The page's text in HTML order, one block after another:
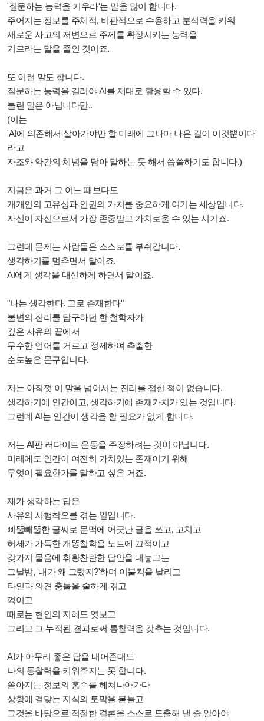
'질문하는 능력을 키우라'는 말을 많이 합니다.
주어지는 정보를 주체적, 비판적으로 수용하고 분석력을 키워
새로운 사고의 저변으로 주제를 확장시키는 능력을
기르라는 말을 줄인 것이죠.
또 이런 말도 합니다.
질문하는 능력을 길러야 AI를 제대로 활용할 수 있다.
틀린 말은 아닙니다만..
(이는
'AI에 의존해서 살아가야만 할 미래에 그나마 나은 길이 이것뿐이다'
라고
자조와 약간의 체념을 담아 먈하는 듯 해서 씁쓸하기도 합니다.)
지금은 과거 그 어느 때보다도
개개인의 고유성과 인권의 가치를 중요하게 여기는 세상입니다.
자신이 자신으로서 가장 존중받고 가치로울 수 있는 시기죠.
그런데 문제는 사람들은 스스로를 부숴갑니다.
생각하기를 멈추면서 말이죠.
AI에게 생각을 대신하게 하면서 말이죠.
"나는 생각한다. 고로 존재한다"
불변의 진리를 탐구하던 한 철학자가
깊은 사유의 끝에서
무수한 언어를 거르고 정제하여 추출한
순도높은 문구입니다.
저는 아직껏 이 말을 넘어서는 진리를 접한 적이 없습니다.
생각하기에 인간이고, 생각하기에 존재가치가 있는 것입니다.
그런데 AI는 인간이 생각을 할 필요가 없게 합니다.
저는 AI판 러다이트 운동을 주장하려는 것이 아닙니다.
미래에도 인간이 여전히 가치있는 존재이기 위해
무엇이 필요한가를 말하고 싶은 거죠.
제가 생각하는 답은
사유의 시행착오를 겪는 일입니다.
삐뚤빼뚤한 글씨로 문맥에 어긋난 글을 쓰고, 고치고
허세가 가득한 개똥철학을 노트에 끄적이고
갖가지 물음에 휘황찬란한 답안을 내놓고는
그날밤, '내가 왜 그랬지?'하며 이불킥을 날리고
타인과 의견 충돌을 숱하게 겪고
꺾이고
때로는 현인의 지혜도 엿보고
그리고 그 누적된 결과로써 통찰력을 갖추는 것입니다.
AI가 아무리 좋은 답을 내어준대도
나의 통찰력을 키워주지는 못 합니다.
쏟아지는 정보의 홍수를 헤쳐나아가다
상황에 걸맞는 지식의 토막을 붙들고
그것을 바탕으로 적절한 결론을 스스로 도출해 낼 줄 알아야